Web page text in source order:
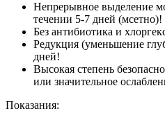
Непрерывное выделение
течении 5-7 дней (мсетно)!
Без антибиотика и
Редукция (уменьшение
дней!
Высокая степень
или значительное
Показания: